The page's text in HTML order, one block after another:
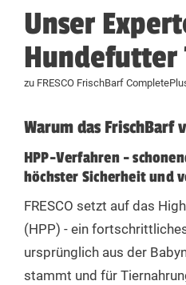
ME/
metabolisierbare
Energie/
Energie
Keine
Feuchtigkeit 61%
Rohprotein 13%
Rohfett 13%
Unser
Hundefutter
zu FRESCO FrischBarf
Warum das FrischBarf
HPP-Verfahren -
höchster Sicherheit und
FRESCO setzt auf das
(HPP) - ein
ursprünglich aus der
stammt und für